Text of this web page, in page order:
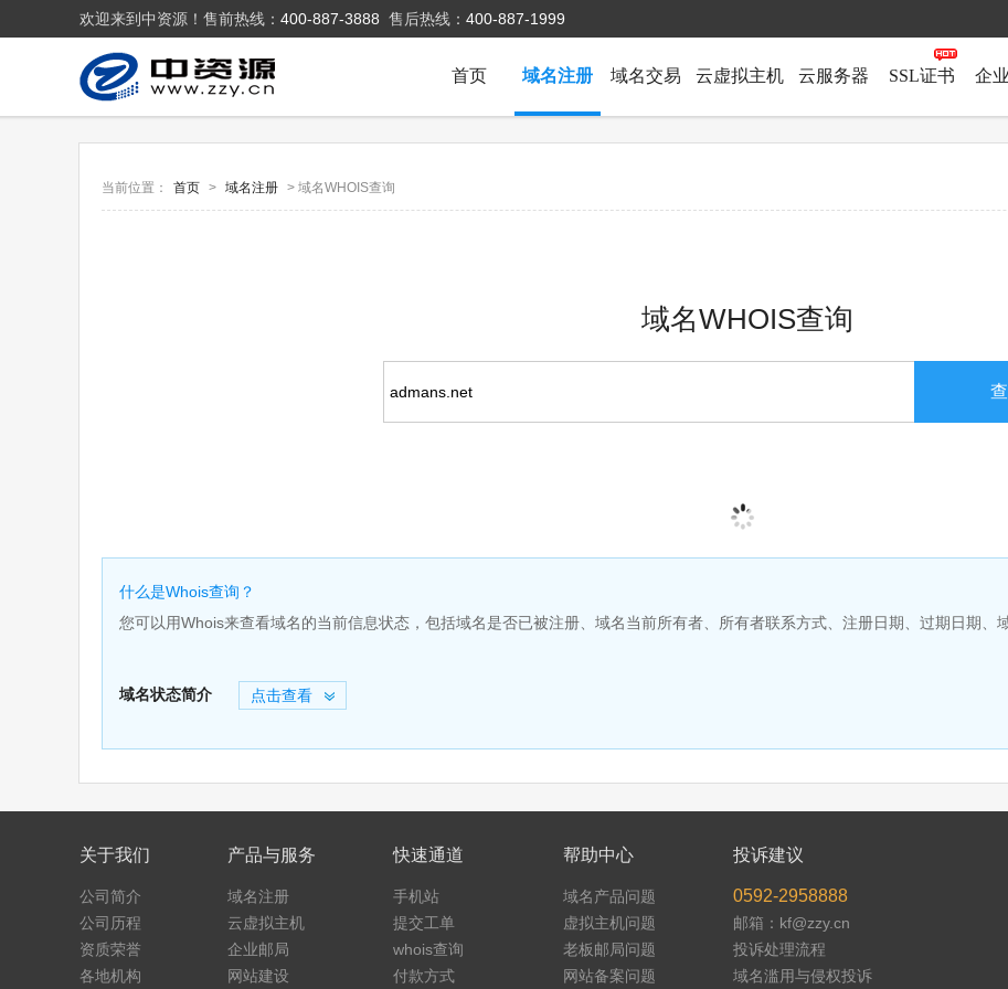
欢迎来到中资源！售前热线： 400-887-3888 售后热线： 400-887-1999
企
SSL证书
云服务器
云虚拟主机
域名交易
域名注册
首页
当前位置： 首页 > 域名注册 > 域名WHOIS查询
域名WHOIS查询
什么是Whois查询？
您可以用Whois来查看域名的当前信息状态，包括域名是否已被注册、域名当前所有者、所有者联系方式、注册日期、过期日期、
域名状态简介 点击查看
关于我们
公司简介
公司历程
资质荣誉
各地机构
产品与服务
域名注册
云虚拟主机
企业邮局
网站建设
快速通道
手机站
提交工单
whois查询
付款方式
帮助中心
域名产品问题
虚拟主机问题
老板邮局问题
网站备案问题
投诉建议
0592-2958888
邮箱：kf@zzy.cn
投诉处理流程
域名滥用与侵权投诉